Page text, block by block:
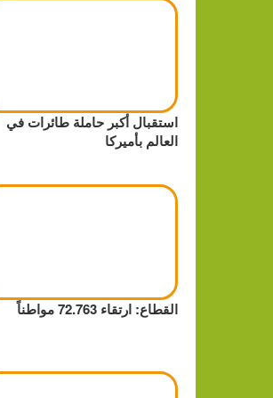
استقبال أكبر حاملة طائرات في
العالم بأميركا
القطاع: ارتقاء 72.763 مواطناً